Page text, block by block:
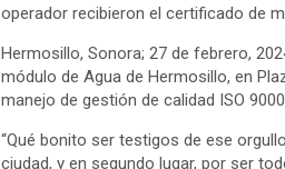
operador recibieron el certificado de
Hermosillo, Sonora; 27 de febrero,
módulo de Agua de Hermosillo, en
manejo de gestión de calidad ISO
“Qué bonito ser testigos de ese
ciudad, y en segundo lugar, por ser